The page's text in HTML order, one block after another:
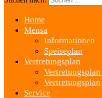
Home
Mensa
Informationen
Speiseplan
Vertretungsplan
Service